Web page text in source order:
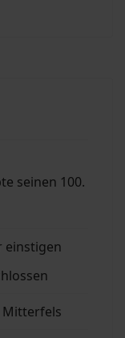
seinen 100.
einstigen
Mitterfels